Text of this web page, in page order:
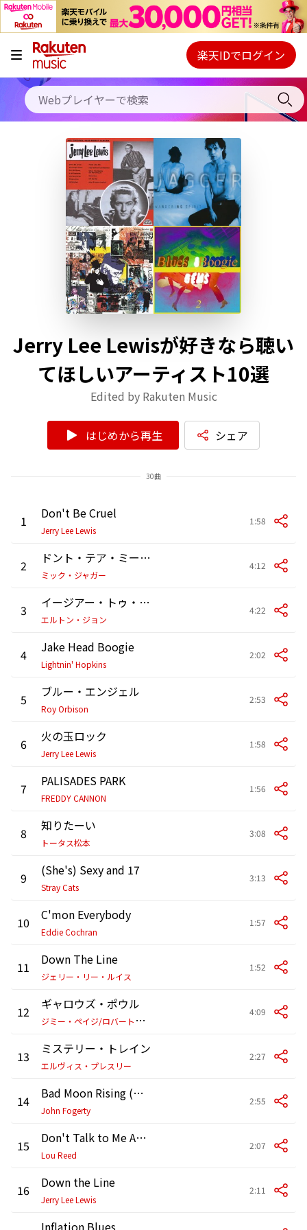
キャンペーン
料金プラン
使い方
初回30日間無料お試し
Webプレイヤー
ご契約内容の確認・変更
楽天IDでログイン
Jerry Lee Lewisが好きなら聴い
てほしいアーティスト10選
Edited by Rakuten Music
はじめから再生 シェア
30曲
1 Don't Be Cruel
Jerry Lee Lewis
1:58
2 ドント・テア・ミー・アップ
ミック・ジャガー
4:12
3 イージアー・トゥ・ウォーク・アウェイ
エルトン・ジョン
4:22
4 Jake Head Boogie
Lightnin' Hopkins
2:02
5 ブルー・エンジェル
Roy Orbison
2:53
6 火の玉ロック
Jerry Lee Lewis
1:58
7 PALISADES PARK
FREDDY CANNON
1:56
8 知りたーい
トータス松本
3:08
9 (She's) Sexy and 17
Stray Cats
3:13
10 C'mon Everybody
Eddie Cochran
1:57
11 Down The Line
ジェリー・リー・ルイス
1:52
12
ギャロウズ・ポウル
ジ
ミー・ペイジ/ロバート・プラント
4:09
13 ミステリー・トレイン
エルヴィス・プレスリー
2:27
14 Bad Moon Rising (with Zac Brown Band)
John Fogerty
2:55
15 Don't Talk to Me About Work
Lou Reed
2:07
16 Down the Line
Jerry Lee Lewis
2:11
Inflation Blues